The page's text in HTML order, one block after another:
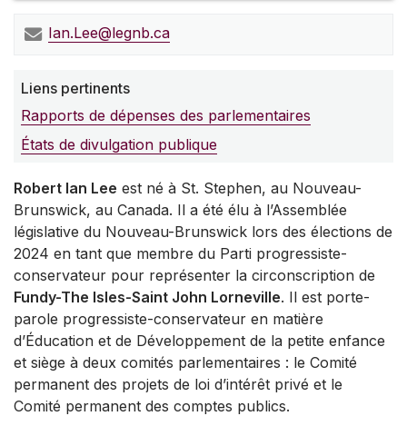
Ian.Lee@legnb.ca
Liens pertinents
Rapports de dépenses des parlementaires
États de divulgation publique
Robert Ian Lee est né à St. Stephen, au Nouveau-
Brunswick, au Canada. Il a été élu à l’Assemblée
législative du Nouveau-Brunswick lors des élections de
2024 en tant que membre du Parti progressiste-
conservateur pour représenter la circonscription de
Fundy-The Isles-Saint John Lorneville. Il est porte-
parole progressiste-conservateur en matière
d’Éducation et de Développement de la petite enfance
et siège à deux comités parlementaires : le Comité
permanent des projets de loi d’intérêt privé et le
Comité permanent des comptes publics.